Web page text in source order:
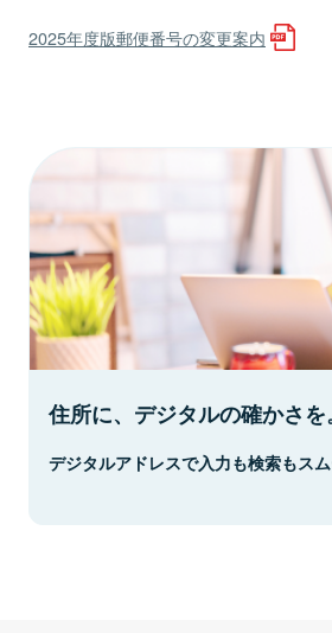
2025年度版郵便番号の変更案内
住所に、デジタルの確かさを
デジタルアドレスで入力も検索もスム